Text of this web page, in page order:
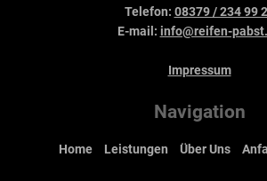
Telefon: 08379 / 234 99
E-mail: info@reifen-
Impressum
Navigation
Home Leistungen Über Uns